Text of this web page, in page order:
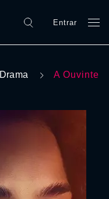
Entrar
Drama A Ouvinte